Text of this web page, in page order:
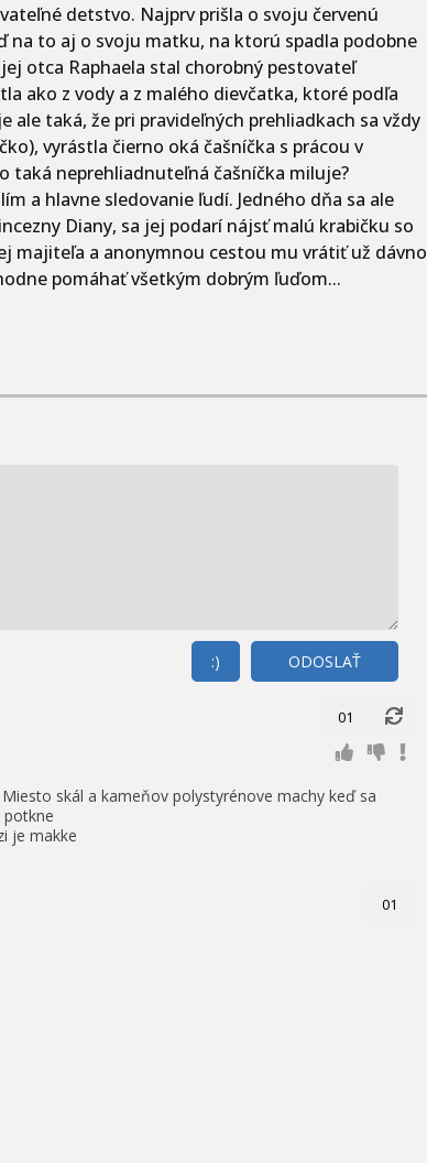
detstvo. Najprv prišla o svoju červenú
na to aj o svoju matku, na ktorú spadla podobne
otca Raphaela stal chorobný pestovateľ
ako z vody a z malého dievčatka, ktoré podľa
taká, že pri pravideľných prehliadkach sa vždy
vyrástla čierno oká čašníčka s prácou v
taká neprehliadnuteľná čašníčka miluje?
a hlavne sledovanie ľudí. Jedného dňa sa ale
Diany, sa jej podarí nájsť malú krabičku so
majiteľa a anonymnou cestou mu vrátiť už dávno
pomáhať všetkým dobrým ľuďom...
ODOSLAŤ
:)
01
skál a kameňov polystyrénove machy keď sa
potkne
je makke
01